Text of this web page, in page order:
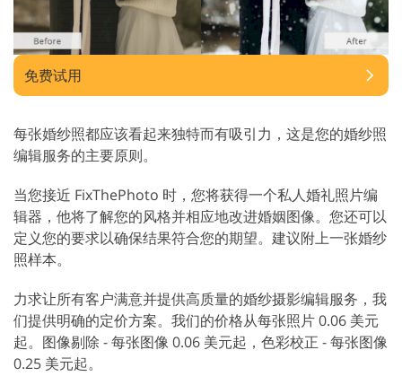
免费试用
每张婚纱照都应该看起来独特而有吸引力，这是您的婚纱照
编辑服务的主要原则。
当您接近 FixThePhoto 时，您将获得一个私人婚礼照片编
辑器，他将了解您的风格并相应地改进婚姻图像。您还可以
定义您的要求以确保结果符合您的期望。建议附上一张婚纱
照样本。
力求让所有客户满意并提供高质量的婚纱摄影编辑服务，我
们提供明确的定价方案。我们的价格从每张照片 0.06 美元
起。图像剔除 - 每张图像 0.06 美元起，色彩校正 - 每张图像
0.25 美元起。